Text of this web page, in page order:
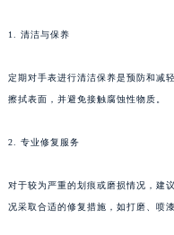
1. 清洁与保养
定期对手表进行清洁保养是预防和减
擦拭表面，并避免接触腐蚀性物质。
2. 专业修复服务
对于较为严重的划痕或磨损情况，建
况采取合适的修复措施，如打磨、喷